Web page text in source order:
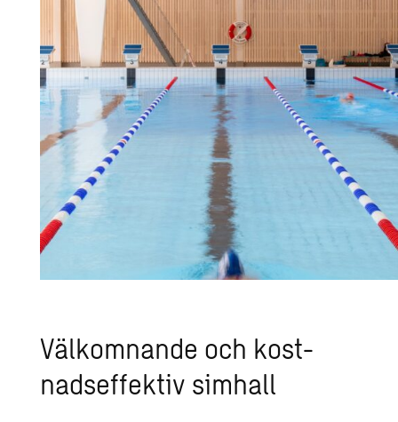
Väl­kom­nan­de och kost­
nads­ef­fek­tiv sim­hall